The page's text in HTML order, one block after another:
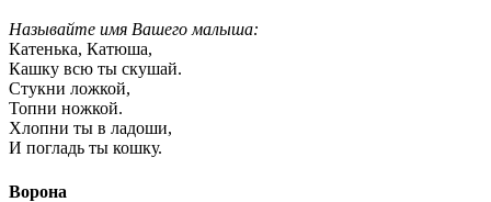
Называйте имя Вашего малыша:
Катенька, Катюша,
Кашку всю ты скушай.
Стукни ложкой,
Топни ножкой.
Хлопни ты в ладоши,
И погладь ты кошку.
Ворона